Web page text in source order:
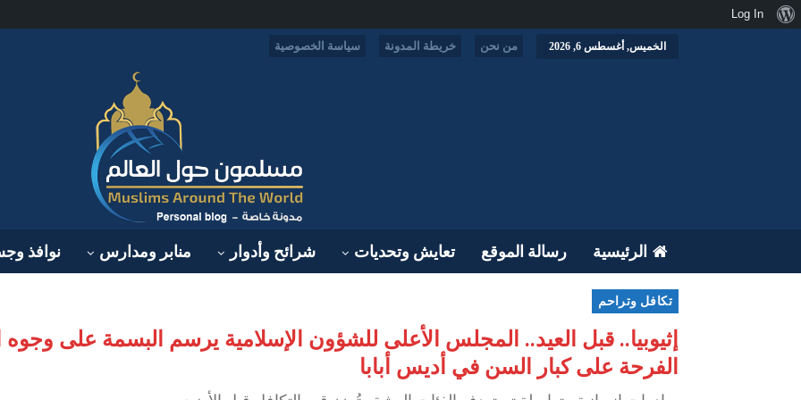
الخميس, أغسطس 6, 2026 من نحن خريطة المدونة سياسة الخصوصية
الرئيسية رسالة الموقع تعايش وتحديات شرائح وأدوار منابر ومدارس نوافذ
تكافل وتراحم
إثيوبيا.. قبل العيد.. المجلس الأعلى للشؤون الإسلامية يرسم البسمة على
الفرحة على كبار السن في أديس أبابا
نبذةLog In